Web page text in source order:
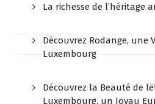
La richesse de l’héritage
Découvrez Rodange, une
Luxembourg
Découvrez la Beauté de
Luxembourg, un Joyau